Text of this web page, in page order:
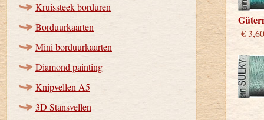
Kruissteek borduren
Borduurkaarten
Mini borduurkaarten
Diamond painting
Knipvellen A5
3D Stansvellen
€ 3,60